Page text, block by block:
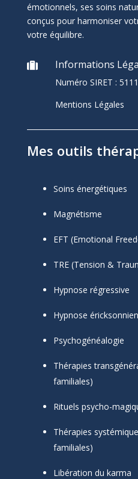
émotionnels, ses soins
conçus pour harmoniser
votre équilibre.
 Informations
Numéro SIRET :
Mentions Légales
Mes outils
Soins énergétiques
Magnétisme
EFT (Emotional
TRE (Tension &
Hypnose régressive
Hypnose
Psychogénéalogie
Thérapies
familiales)
Rituels psycho-
Thérapies
familiales)
Libération du karma